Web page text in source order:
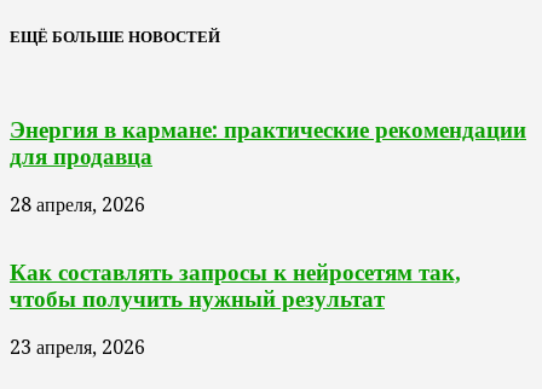
ЕЩЁ БОЛЬШЕ НОВОСТЕЙ
Энергия в кармане: практические рекомендации
для продавца
28 апреля, 2026
Как составлять запросы к нейросетям так,
чтобы получить нужный результат
23 апреля, 2026